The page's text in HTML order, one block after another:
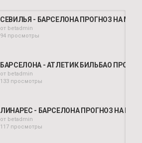
СЕВИЛЬЯ - БАРСЕЛОНА ПРОГНОЗ НА
от betadmin
94 просмотры
БАРСЕЛОНА - АТЛЕТИК БИЛЬБАО
от betadmin
133 просмотры
ЛИНАРЕС - БАРСЕЛОНА ПРОГНОЗ НА
от betadmin
117 просмотры